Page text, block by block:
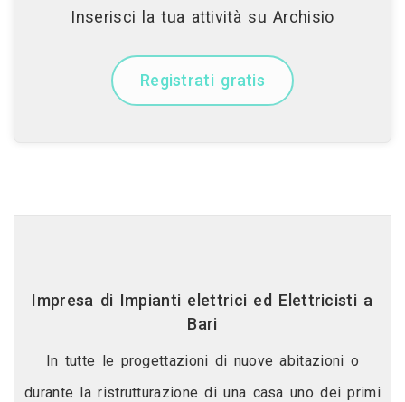
Inserisci la tua attività su Archisio
Registrati gratis
Impresa di Impianti elettrici ed Elettricisti a
Bari
In tutte le progettazioni di nuove abitazioni o
durante la ristrutturazione di una casa uno dei primi